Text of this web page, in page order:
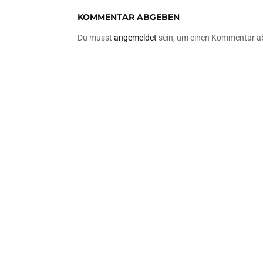
KOMMENTAR ABGEBEN
Du musst angemeldet sein, um einen Kommentar